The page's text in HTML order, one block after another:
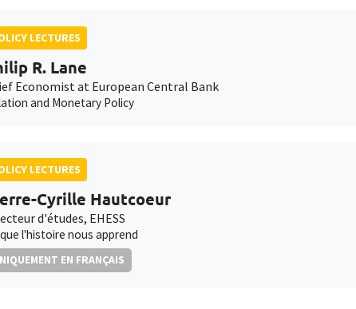
LECTURES
R. Lane
Economist at European Central Bank
and Monetary Policy
LECTURES
Cyrille Hautcoeur
d'études, EHESS
l'histoire nous apprend
EN FRANÇAIS